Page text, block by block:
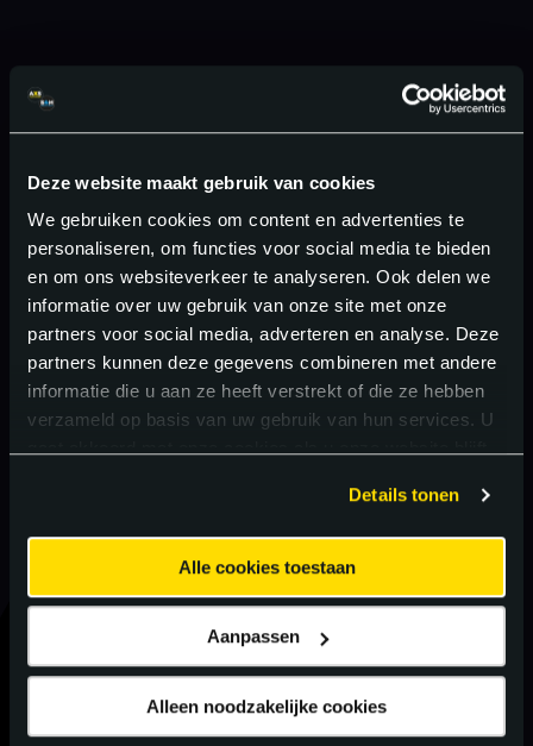
Deze website maakt gebruik van cookies
We gebruiken cookies om content en advertenties te
personaliseren, om functies voor social media te bieden
en om ons websiteverkeer te analyseren. Ook delen we
informatie over uw gebruik van onze site met onze
partners voor social media, adverteren en analyse. Deze
partners kunnen deze gegevens combineren met andere
informatie die u aan ze heeft verstrekt of die ze hebben
verzameld op basis van uw gebruik van hun services. U
Details tonen
Alle cookies toestaan
Aanpassen
Alleen noodzakelijke cookies